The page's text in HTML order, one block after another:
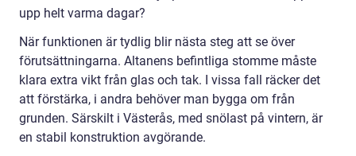
upp helt varma dagar?
När funktionen är tydlig blir nästa steg att se över
förutsättningarna. Altanens befintliga stomme måste
klara extra vikt från glas och tak. I vissa fall räcker det
att förstärka, i andra behöver man bygga om från
grunden. Särskilt i Västerås, med snölast på vintern, är
en stabil konstruktion avgörande.